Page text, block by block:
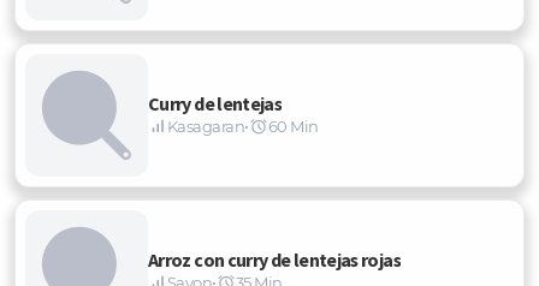
Curry de lentejas
Kasagaran• 60 Min
Arroz con curry de lentejas rojas